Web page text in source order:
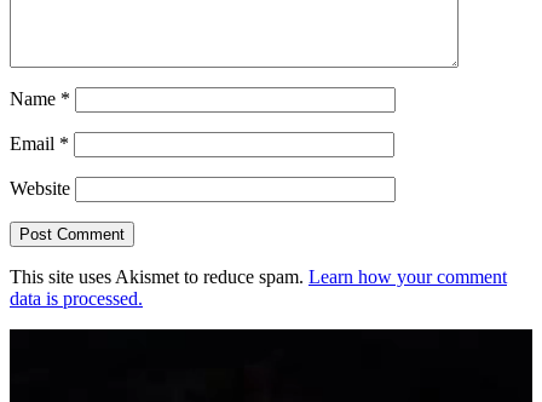
Name *
Email *
Website
This site uses Akismet to reduce spam. Learn how your comment
data is processed.